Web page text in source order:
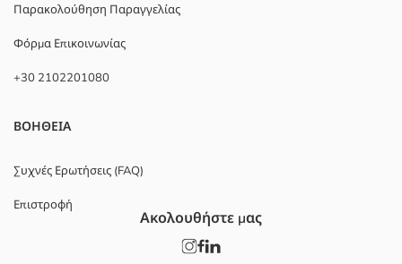
Παρακολούθηση Παραγγελίας
Φόρμα Επικοινωνίας
+30 2102201080
ΒΟΗΘΕΙΑ
Συχνές Ερωτήσεις (FAQ)
Επιστροφή
Ακολουθήστε μας